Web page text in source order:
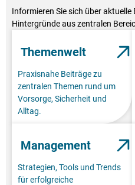
Informieren Sie sich über aktuelle
Hintergründe aus zentralen
Themenwelt
Praxisnahe Beiträge zu
zentralen Themen rund um
Vorsorge, Sicherheit und
Alltag.
Management
Strategien, Tools und Trends
für erfolgreiche